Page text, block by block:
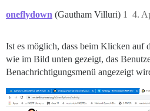
oneflydown (Gautham Villuri) 4.
1
Ist es möglich, dass beim Klicken auf
wie im Bild unten gezeigt, das
Benachrichtigungsmenü angezeigt